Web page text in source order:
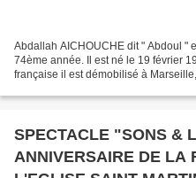
Abdallah AICHOUCHE dit " Abdoul "
74ème année. Il est né le 19 février
française il est démobilisé à
SPECTACLE "SONS &
ANNIVERSAIRE DE LA